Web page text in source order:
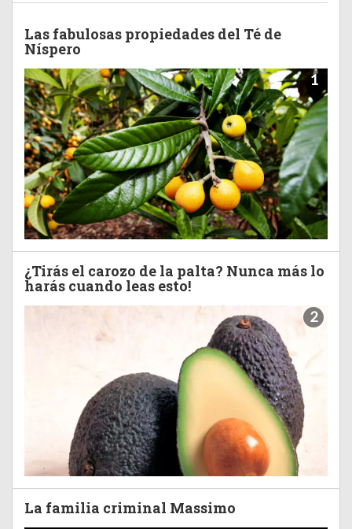
Las fabulosas propiedades del Té de
Níspero
1
¿Tirás el carozo de la palta? Nunca más lo
harás cuando leas esto!
2
La familia criminal Massimo